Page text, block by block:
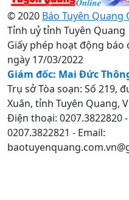
© 2020 Báo Tuyên Quang
Tỉnh uỷ tỉnh Tuyên Quang
Giấy phép hoạt động báo
ngày 17/03/2022
Giám đốc: Mai Đức
Trụ sở Tòa soạn: Số 219,
Xuân, tỉnh Tuyên Quang,
Điện thoại: 0207.3822820
0207.3822821 - Email: